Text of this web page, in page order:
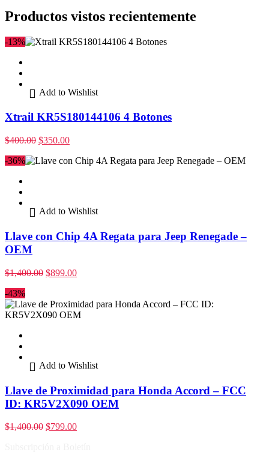
Productos vistos recientemente
-13%
Add to Wishlist
Xtrail KR5S180144106 4 Botones
$400.00 $350.00
-36%
Add to Wishlist
Llave con Chip 4A Regata para Jeep Renegade –
OEM
$1,400.00 $899.00
-43%
Add to Wishlist
Llave de Proximidad para Honda Accord – FCC
ID: KR5V2X090 OEM
$1,400.00 $799.00